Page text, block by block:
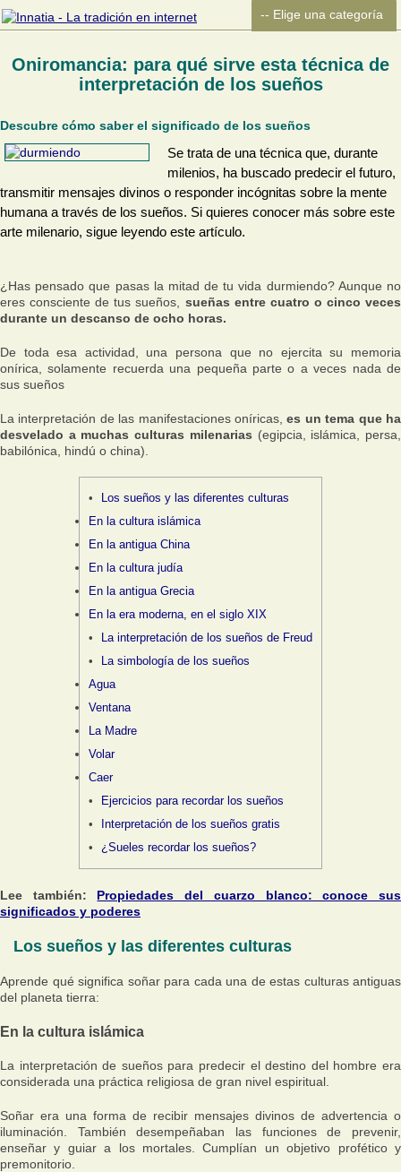
Oniromancia: para qué sirve esta técnica de
interpretación de los sueños
Descubre cómo saber el significado de los sueños
Se trata de una técnica que, durante
milenios, ha buscado predecir el futuro,
transmitir mensajes divinos o responder incógnitas sobre la mente
humana a través de los sueños. Si quieres conocer más sobre este
arte milenario, sigue leyendo este artículo.
¿Has pensado que pasas la mitad de tu vida durmiendo? Aunque no
eres consciente de tus sueños, sueñas entre cuatro o cinco veces
durante un descanso de ocho horas.
De toda esa actividad, una persona que no ejercita su memoria
onírica, solamente recuerda una pequeña parte o a veces nada de
sus sueños
La interpretación de las manifestaciones oníricas,es un tema que ha
desvelado a muchas culturas milenarias (egipcia, islámica, persa,
babilónica, hindú o china).
Los sueños y las diferentes culturas
En la cultura islámica
En la antigua China
En la cultura judía
En la antigua Grecia
En la era moderna, en el siglo XIX
La interpretación de los sueños de Freud
La simbología de los sueños
Agua
Ventana
La Madre
Volar
Caer
Ejercicios para recordar los sueños
Interpretación de los sueños gratis
¿Sueles recordar los sueños?
Lee también: Propiedades del cuarzo blanco: conoce sus
significados y poderes
Los sueños y las diferentes culturas
Aprende qué significa soñar para cada una de estas culturas antiguas
del planeta tierra:
En la cultura islámica
La interpretación de sueños para predecir el destino del hombre era
considerada una práctica religiosa de gran nivel espiritual.
Soñar era una forma de recibir mensajes divinos de advertencia o
iluminación. También desempeñaban las funciones de prevenir,
enseñar y guiar a los mortales. Cumplían un objetivo profético y
premonitorio.